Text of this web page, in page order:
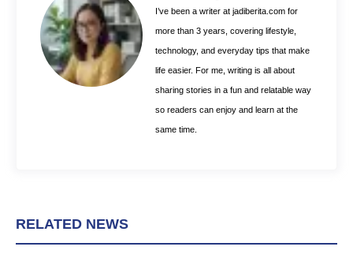
k
e
s
t
p
p
I’ve been a writer at jadiberita.com for
more than 3 years, covering lifestyle,
technology, and everyday tips that make
life easier. For me, writing is all about
sharing stories in a fun and relatable way
so readers can enjoy and learn at the
same time.
RELATED NEWS